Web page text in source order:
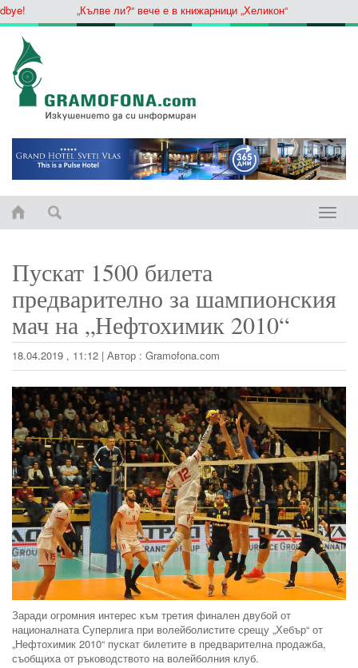
„Кълве ли?“ вече е в книжарници „Хеликон“
Toggle
Пускат 1500 билета
предварително за шампионския
мач на „Нефтохимик 2010“
18.04.2019 , 11:12 | Автор : Gramofona.com
Заради огромния интерес към третия финален двубой от
националната Суперлига при волейболистите срещу „Хебър“ от
„Нефтохимик 2010“ пускат билетите в предварителна продажба,
съобщиха от ръководството на волейболния клуб.